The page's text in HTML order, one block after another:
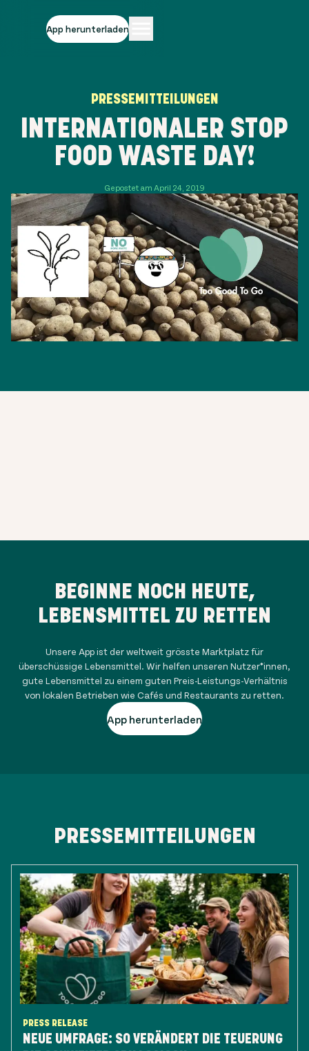
App herunterladen
PRESSEMITTEILUNGEN
INTERNATIONALER STOP
FOOD WASTE DAY!
Gepostet am April 24, 2019
BEGINNE NOCH HEUTE,
LEBENSMITTEL ZU RETTEN
Unsere App ist der weltweit grösste Marktplatz für
überschüssige Lebensmittel. Wir helfen unseren Nutzer*innen,
gute Lebensmittel zu einem guten Preis-Leistungs-Verhältnis
von lokalen Betrieben wie Cafés und Restaurants zu retten.
App herunterladen
PRESSEMITTEILUNGEN
PRESS RELEASE
NEUE UMFRAGE: SO VERÄNDERT DIE TEUERUNG